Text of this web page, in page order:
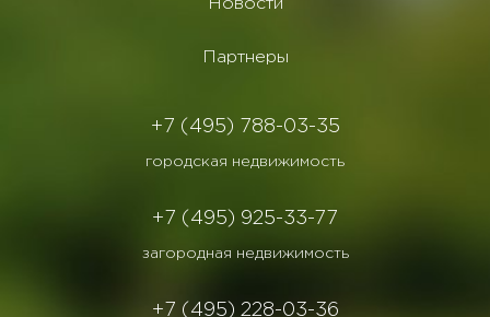
Новости
Партнеры
+7 (495) 788-03-35
городская недвижимость
+7 (495) 925-33-77
загородная недвижимость
+7 (495) 228-03-36